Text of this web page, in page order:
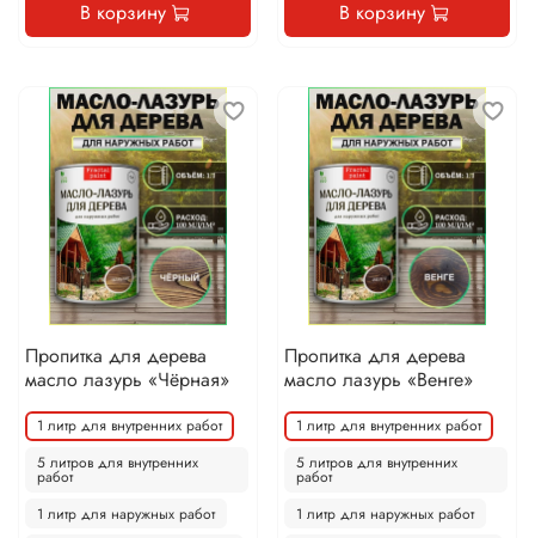
В корзину В корзину
Пропитка для дерева
масло лазурь «Чёрная»
1 литр для внутренних работ
5 литров для внутренних
работ
1 литр для наружных работ
Пропитка для дерева
масло лазурь «Венге»
1 литр для внутренних работ
5 литров для внутренних
работ
1 литр для наружных работ